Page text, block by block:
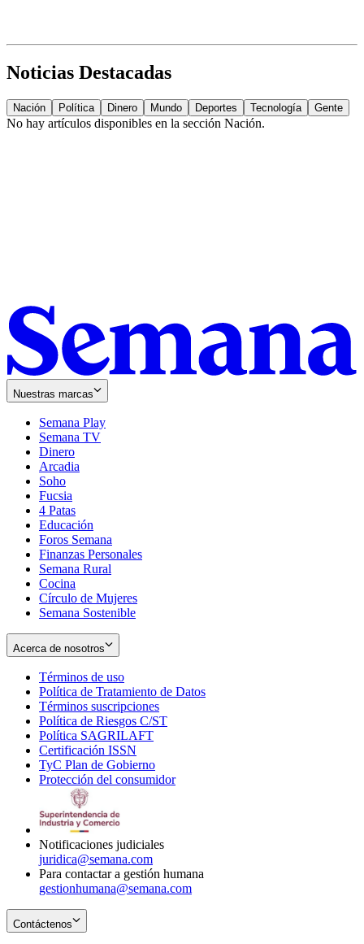
Noticias Destacadas
Nación Política Dinero Mundo Deportes Tecnología Gente
No hay artículos disponibles en la sección Nación.
Nuestras marcas
Semana Play
Semana TV
Dinero
Arcadia
Soho
in
new
window
Fucsia
in
new
window
4 Patas
Educación
Foros Semana
Finanzas Personales
Semana Rural
Cocina
Círculo de Mujeres
Semana Sostenible
Acerca de nosotros
Términos de uso
in
new
window
Política de Tratamiento de Datos
Términos suscripciones
in
Política de Riesgos C/ST
Política SAGRILAFT
new
window
Certificación ISSN
in
new
TyC Plan de Gobierno
in
Protección del consumidorOpens
Notificaciones judiciales
juridica@semana.com
Para contactar a gestión humana
gestionhumana@semana.com
Contáctenos